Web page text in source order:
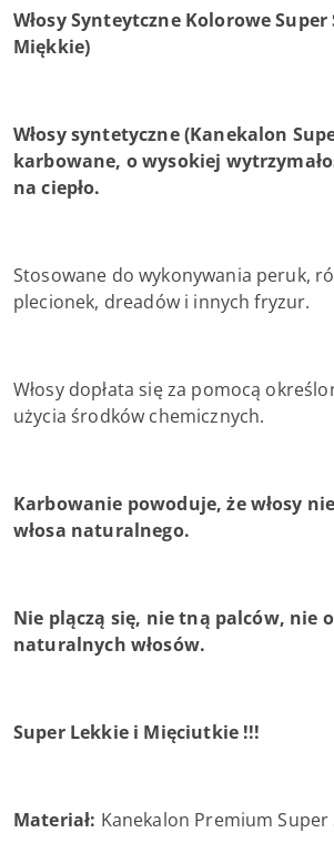
Włosy Synteytczne Kolorowe
Miękkie)
Włosy syntetyczne (Kanekalon
karbowane, o wysokiej
na ciepło.
Stosowane do wykonywania peruk,
plecionek, dreadów i innych fryzur.
Włosy dopłata się za pomocą
użycia środków chemicznych.
Karbowanie powoduje, że włosy
włosa naturalnego.
Nie plączą się, nie tną palców, nie
naturalnych włosów.
Super Lekkie i Mięciutkie !!!
Materiał: Kanekalon Premium Super